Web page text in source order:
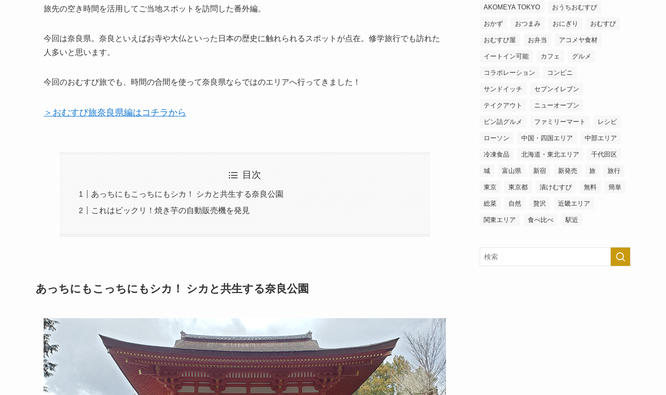
旅先の空き時間を活用してご当地スポットを訪問した番外編。
今回は奈良県。奈良といえばお寺や大仏といった日本の歴史に触れられるスポットが点在。修学旅行でも訪れた
人多いと思います。
今回のおむすび旅でも、時間の合間を使って奈良県ならではのエリアへ行ってきました！
＞おむすび旅奈良県編はコチラから
目次
あっちにもこっちにもシカ！ シカと共生する奈良公園
これはビックリ！焼き芋の自動販売機を発見
あっちにもこっちにもシカ！ シカと共生する奈良公園
AKOMEYA TOKYO おうちおむすび
おかず おつまみ おにぎり おむすび
おむすび屋 お弁当 アコメヤ食材
イートイン可能 カフェ グルメ
コラボレーション コンビニ
サンドイッチ セブンイレブン
テイクアウト ニューオープン
ビン詰グルメ ファミリーマート レシピ
ローソン 中国・四国エリア 中部エリア
冷凍食品 北海道・東北エリア 千代田区
城 富山県 新宿 新発売 旅 旅行
東京 東京都 漬けむすび 無料 簡単
総菜 自然 贅沢 近畿エリア
関東エリア 食べ比べ 駅近